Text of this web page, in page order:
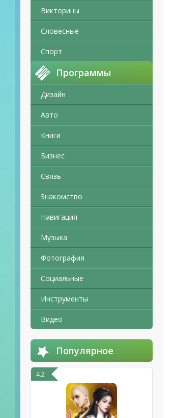
Викторины
Словесные
Спорт
Программы
Дизайн
Авто
Книги
Бизнес
Связь
Знакомство
Навигация
Музыка
Фотография
Социальные
Инструменты
Видео
Популярное
4.2